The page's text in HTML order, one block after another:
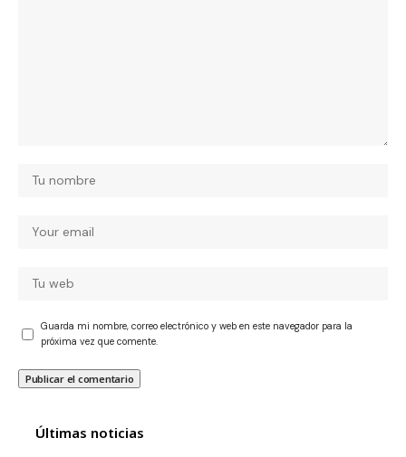
Guarda mi nombre, correo electrónico y web en este navegador para la
próxima vez que comente.
Últimas noticias